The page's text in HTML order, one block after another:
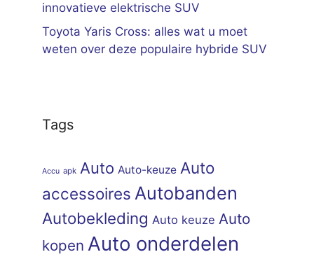
innovatieve elektrische SUV
Toyota Yaris Cross: alles wat u moet
weten over deze populaire hybride SUV
Tags
Accu apk Auto Auto-keuze Auto
accessoires Autobanden
Autobekleding Auto keuze Auto
kopen Auto onderdelen